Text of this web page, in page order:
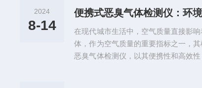
泛，从公共场所到工矿企业生产现场
保环境洁净无尘，为市民提供安全舒...
2024
8-14
便携式恶臭气体检测仪：环
在现代城市生活中，空气质量直接影
体，作为空气质量的重要指标之一，
恶臭气体检测仪，以其便携性和高效